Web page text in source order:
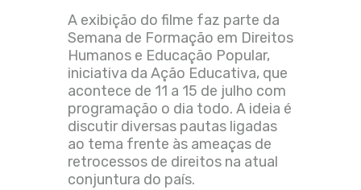
A exibição do filme faz parte da
Semana de Formação em Direitos
Humanos e Educação Popular,
iniciativa da Ação Educativa, que
acontece de 11 a 15 de julho com
programação o dia todo. A ideia é
discutir diversas pautas ligadas
ao tema frente às ameaças de
retrocessos de direitos na atual
conjuntura do país.